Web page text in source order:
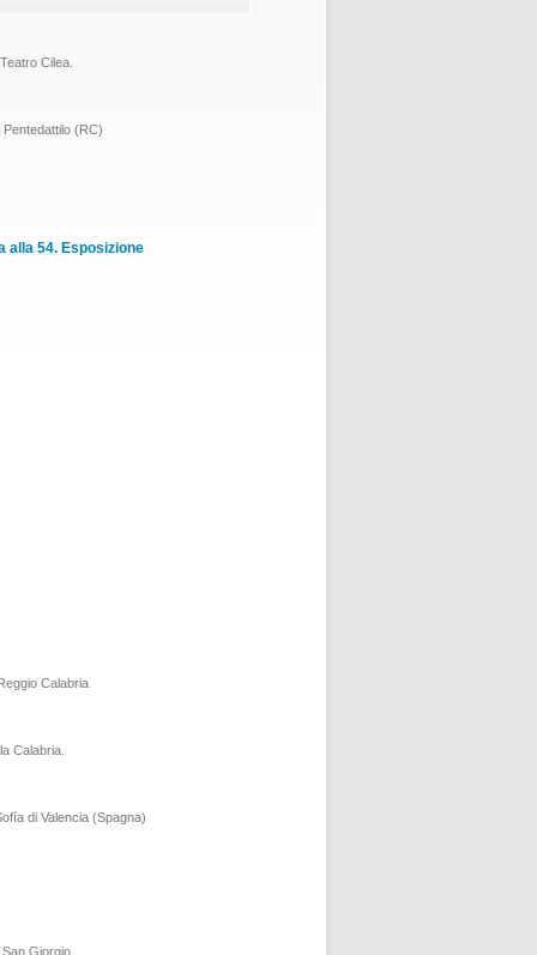
Cilea.
(RC)
alla 54. Esposizione
Calabria
Calabria.
di Valencia (Spagna)
Giorgio